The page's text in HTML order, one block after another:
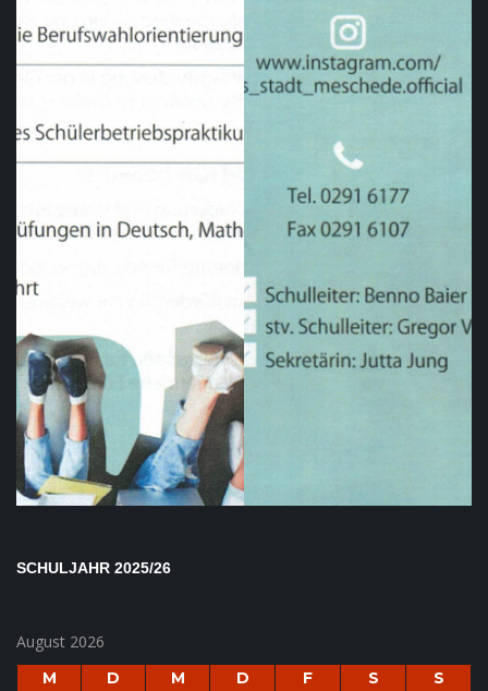
SCHULJAHR 2025/26
August 2026
M D M D F S S